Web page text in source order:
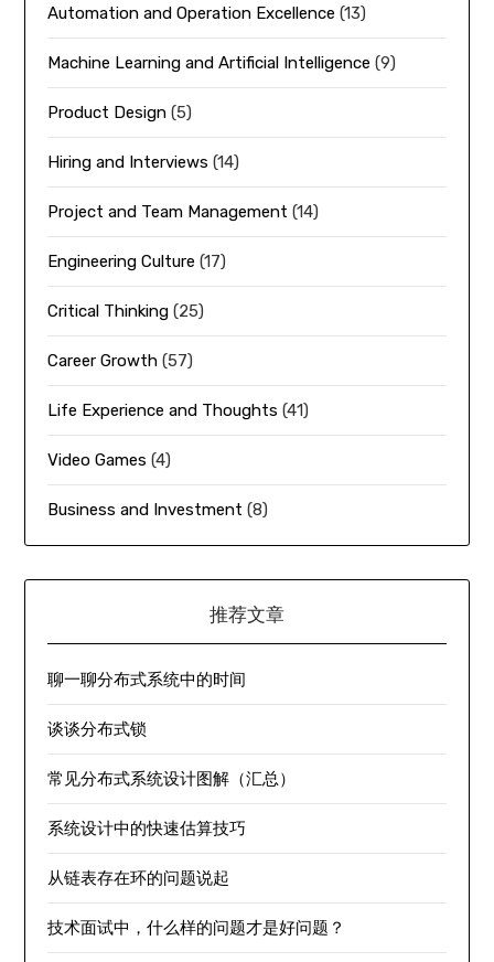
Automation and Operation Excellence (13)
Machine Learning and Artificial Intelligence (9)
Product Design (5)
Hiring and Interviews (14)
Project and Team Management (14)
Engineering Culture (17)
Critical Thinking (25)
Career Growth (57)
Life Experience and Thoughts (41)
Video Games (4)
Business and Investment (8)
推荐文章
聊一聊分布式系统中的时间
谈谈分布式锁
常见分布式系统设计图解（汇总）
系统设计中的快速估算技巧
从链表存在环的问题说起
技术面试中，什么样的问题才是好问题？